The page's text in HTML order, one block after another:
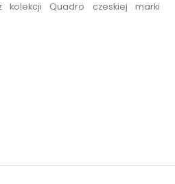
kolekcji Quadro czeskiej marki